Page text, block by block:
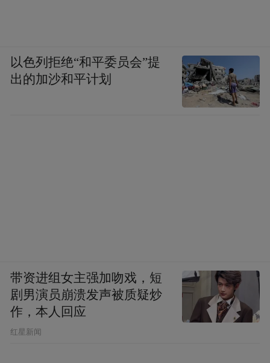
以色列拒绝“和平委员会”提
出的加沙和平计划
带资进组女主强加吻戏，短
剧男演员崩溃发声被质疑炒
作，本人回应
​红星新闻